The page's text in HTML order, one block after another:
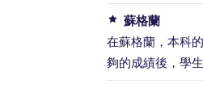
蘇格蘭
在蘇格蘭，本科
夠的成績後，學